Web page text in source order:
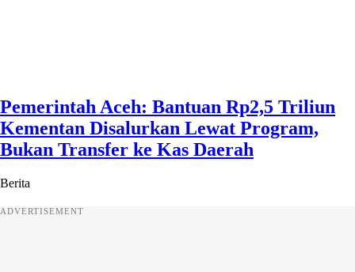
Pemerintah Aceh: Bantuan Rp2,5 Triliun
Kementan Disalurkan Lewat Program,
Bukan Transfer ke Kas Daerah
Berita
ADVERTISEMENT